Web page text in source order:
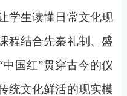
学生读懂日常文化现
程结合先秦礼制、盛
国红”贯穿古今的仪
统文化鲜活的现实模